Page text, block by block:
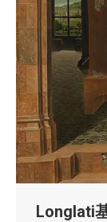
Longlati